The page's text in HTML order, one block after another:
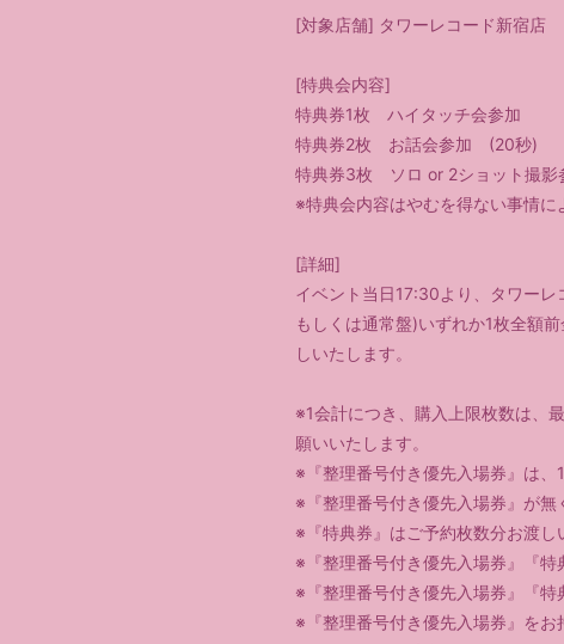
[対象店舗] タワーレコード新宿店
[特典会内容]
特典券1枚 ハイタッチ会参加
特典券2枚 お話会参加 (20秒)
特典券3枚 ソロ or 2ショット撮影
※特典会内容はやむを得ない事情に
[詳細]
イベント当日17:30より、タワー
もしくは通常盤)いずれか1枚全額
しいたします。
※1会計につき、購入上限枚数は、
願いいたします。
※『整理番号付き優先入場券』は、
※『整理番号付き優先入場券』が無
※『特典券』はご予約枚数分お渡し
※『整理番号付き優先入場券』『特
※『整理番号付き優先入場券』『特
※『整理番号付き優先入場券』を